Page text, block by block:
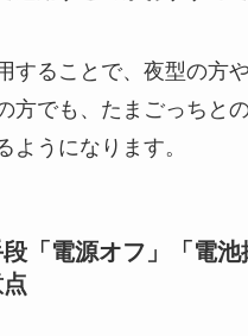
することで、夜型の方
方でも、たまごっちと
ようになります。
「電源オフ」「電池